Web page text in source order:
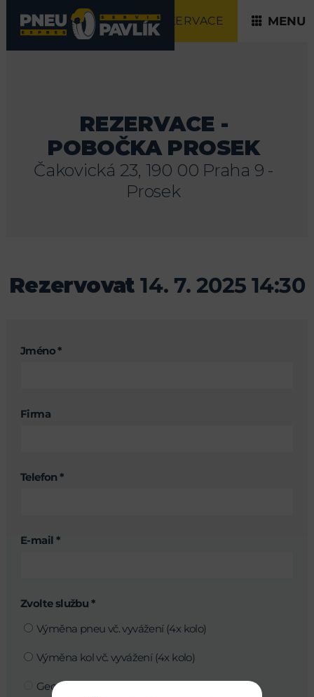
MENU
REZERVACE
REZERVACE -
POBOČKA PROSEK
Čakovická 23, 190 00 Praha 9 -
Prosek
Rezervovat14. 7. 2025 14:30
Jméno *
Firma
Telefon *
E-mail *
Zvolte službu *
Výměna pneu vč. vyvážení (4x kolo)
Výměna kol vč. vyvážení (4x kolo)
Geometrie kol - objednání pouze telefonicky